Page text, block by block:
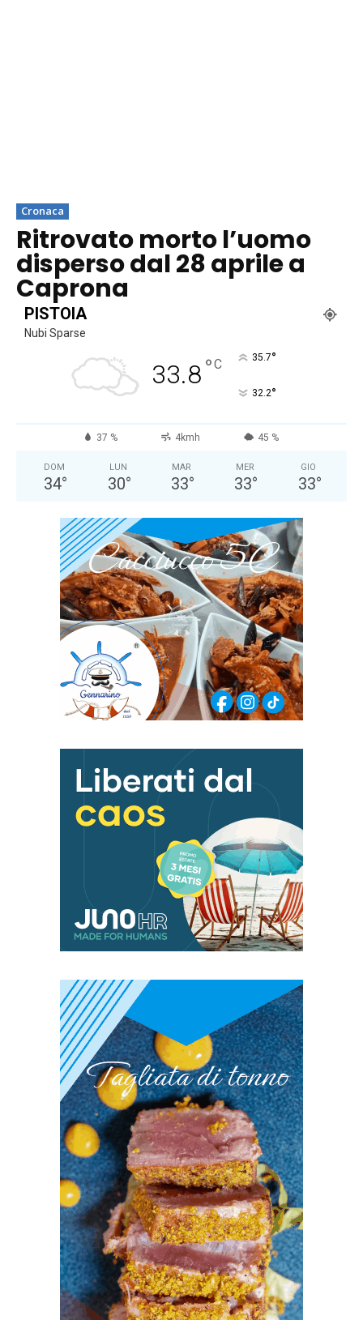
Cronaca
Ritrovato morto l’uomo
disperso dal 28 aprile a
Caprona
PISTOIA
Nubi Sparse
33.8°C 35.7°
32.2°
37 % 4kmh 45 %
DOM
34°
LUN
30°
MAR
33°
MER
33°
GIO
33°